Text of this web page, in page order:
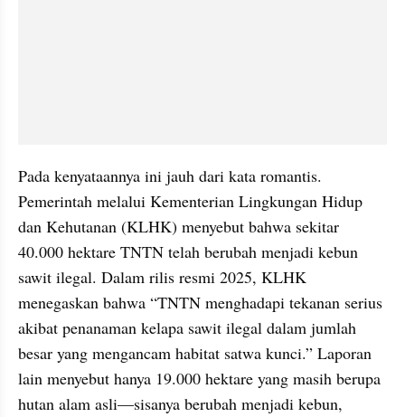
Pada kenyataannya ini jauh dari kata romantis.
Pemerintah melalui Kementerian Lingkungan Hidup
dan Kehutanan (KLHK) menyebut bahwa sekitar
40.000 hektare TNTN telah berubah menjadi kebun
sawit ilegal. Dalam rilis resmi 2025, KLHK
menegaskan bahwa “TNTN menghadapi tekanan serius
akibat penanaman kelapa sawit ilegal dalam jumlah
besar yang mengancam habitat satwa kunci.” Laporan
lain menyebut hanya 19.000 hektare yang masih berupa
hutan alam asli—sisanya berubah menjadi kebun,